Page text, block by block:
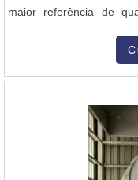
maior referência de
colaboradores da